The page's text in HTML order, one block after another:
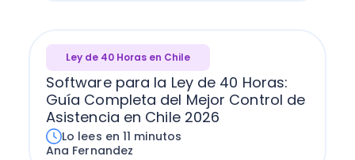
Ley de 40 Horas en Chile
Software para la Ley de 40 Horas:
Guía Completa del Mejor Control de
Asistencia en Chile 2026
Lo lees en 11 minutos
Ana Fernandez